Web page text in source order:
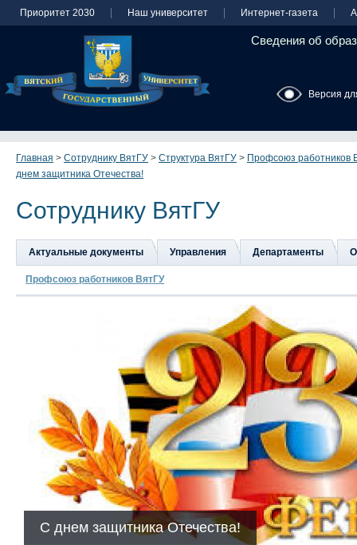
Приоритет 2030 Наш университет Интернет-газета
Сведения об
Версия
Главная > Сотруднику ВятГУ > Структура ВятГУ > Профсоюз работников
днем защитника Отечества!
Сотруднику ВятГУ
Актуальные документы Управления Департаменты
Профсоюз работников ВятГУ
С днем защитника Отечества!